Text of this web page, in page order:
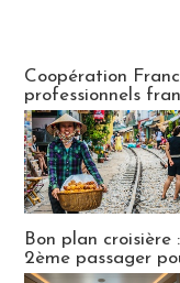
Coopération
professionnels
Bon plan croisière
2ème passager